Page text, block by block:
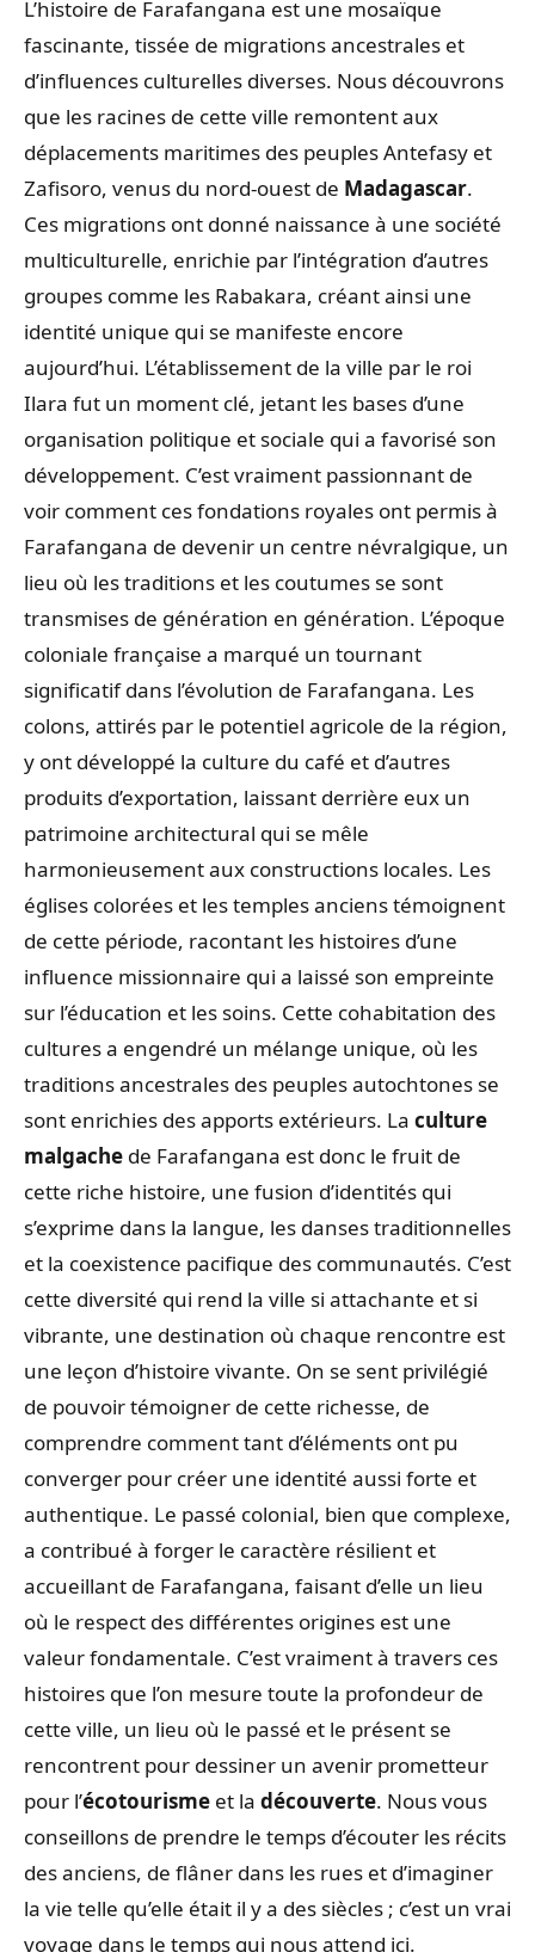
L’histoire de Farafangana est une mosaïque
fascinante, tissée de migrations ancestrales et
d’influences culturelles diverses. Nous découvrons
que les racines de cette ville remontent aux
déplacements maritimes des peuples Antefasy et
Zafisoro, venus du nord-ouest de Madagascar.
Ces migrations ont donné naissance à une société
multiculturelle, enrichie par l’intégration d’autres
groupes comme les Rabakara, créant ainsi une
identité unique qui se manifeste encore
aujourd’hui. L’établissement de la ville par le roi
Ilara fut un moment clé, jetant les bases d’une
organisation politique et sociale qui a favorisé son
développement. C’est vraiment passionnant de
voir comment ces fondations royales ont permis à
Farafangana de devenir un centre névralgique, un
lieu où les traditions et les coutumes se sont
transmises de génération en génération. L’époque
coloniale française a marqué un tournant
significatif dans l’évolution de Farafangana. Les
colons, attirés par le potentiel agricole de la région,
y ont développé la culture du café et d’autres
produits d’exportation, laissant derrière eux un
patrimoine architectural qui se mêle
harmonieusement aux constructions locales. Les
églises colorées et les temples anciens témoignent
de cette période, racontant les histoires d’une
influence missionnaire qui a laissé son empreinte
sur l’éducation et les soins. Cette cohabitation des
cultures a engendré un mélange unique, où les
traditions ancestrales des peuples autochtones se
sont enrichies des apports extérieurs. La culture
malgache de Farafangana est donc le fruit de
cette riche histoire, une fusion d’identités qui
s’exprime dans la langue, les danses traditionnelles
et la coexistence pacifique des communautés. C’est
cette diversité qui rend la ville si attachante et si
vibrante, une destination où chaque rencontre est
une leçon d’histoire vivante. On se sent privilégié
de pouvoir témoigner de cette richesse, de
comprendre comment tant d’éléments ont pu
converger pour créer une identité aussi forte et
authentique. Le passé colonial, bien que complexe,
a contribué à forger le caractère résilient et
accueillant de Farafangana, faisant d’elle un lieu
où le respect des différentes origines est une
valeur fondamentale. C’est vraiment à travers ces
histoires que l’on mesure toute la profondeur de
cette ville, un lieu où le passé et le présent se
rencontrent pour dessiner un avenir prometteur
pour l’écotourisme et la découverte. Nous vous
conseillons de prendre le temps d’écouter les récits
des anciens, de flâner dans les rues et d’imaginer
la vie telle qu’elle était il y a des siècles ; c’est un vrai
voyage dans le temps qui nous attend ici.